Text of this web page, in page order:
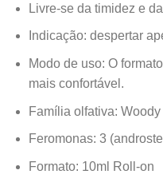
Livre-se da timidez e
Indicação: despertar
Modo de uso: O
mais confortável.
Família olfativa:
Feromonas: 3
Formato: 10ml Roll-on